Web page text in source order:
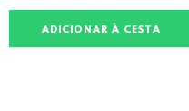
ADICIONAR À CESTA